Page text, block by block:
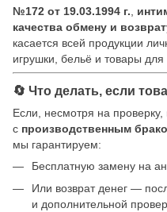
№172 от 19.03.1994 г.
качества обмену и
касается всей продукции
игрушки, бельё и товары для
🔄 Что делать, если
Если, несмотря на
с производственным
мы гарантируем:
Бесплатную замену на
Или возврат денег —
и дополнительной